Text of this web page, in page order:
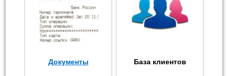
Документы База клиентов